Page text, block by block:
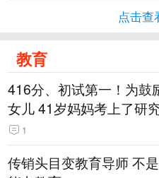
点击查
教育
416分、初试第一！为鼓
女儿 41岁妈妈考上了研
1
传销头目变教育导师 不